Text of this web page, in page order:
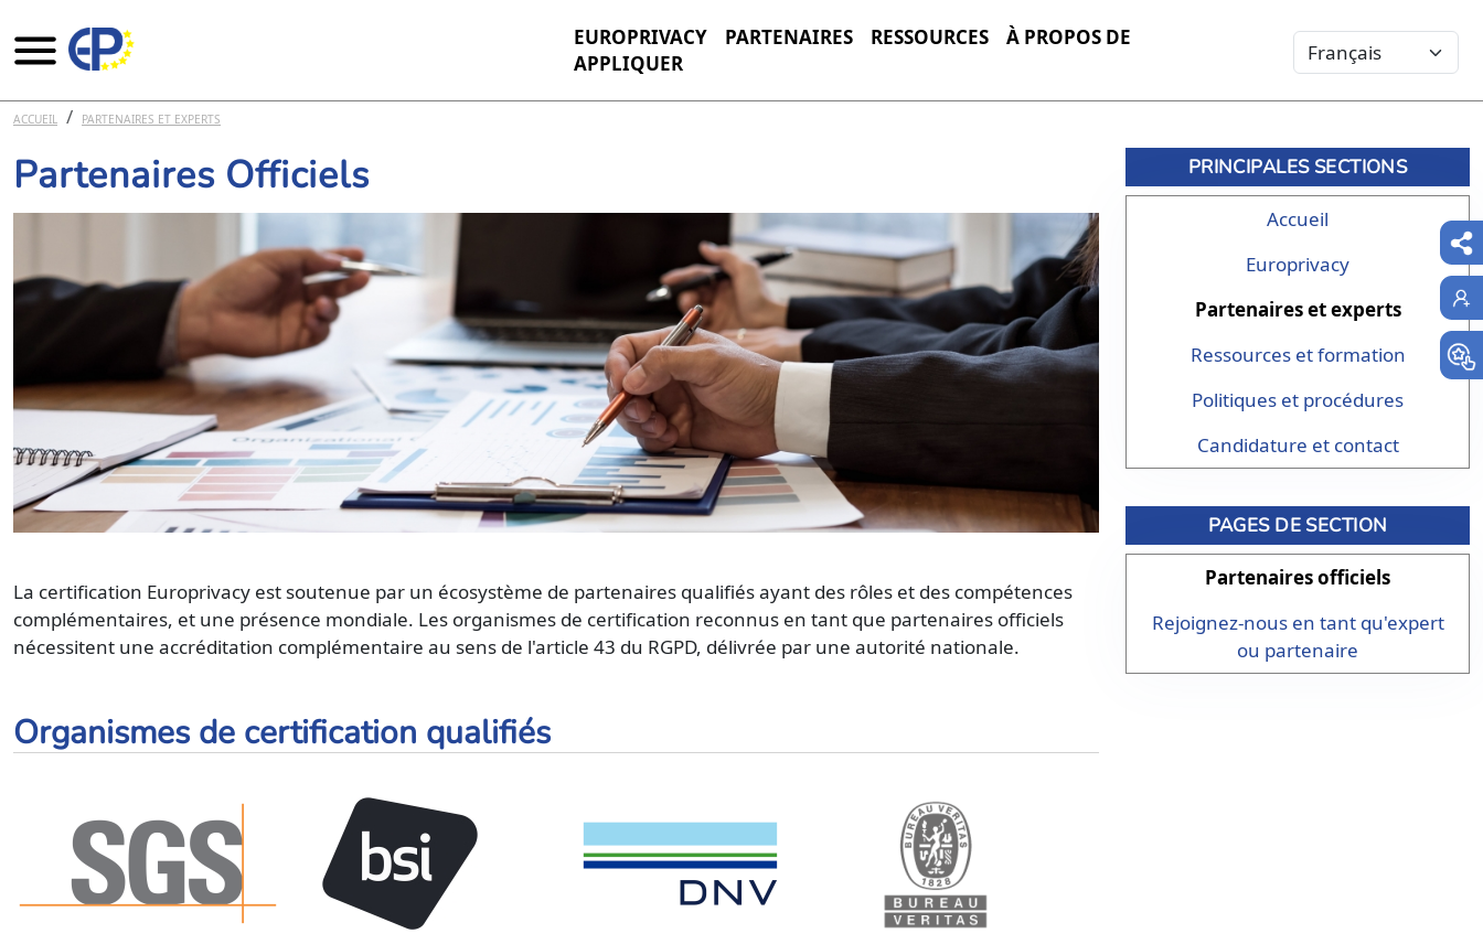
Aller au contenu principal
EUROPRIVACY PARTENAIRES RESSOURCES
À PROPOS DE
APPLIQUER
Select your language
ACCUEIL PARTENAIRES ET EXPERTS
Partenaires Officiels
La certification Europrivacy est soutenue par un écosystème de partenaires qualifiés ayant des rôles et des compétences
complémentaires, et une présence mondiale. Les organismes de certification reconnus en tant que partenaires officiels
nécessitent une accréditation complémentaire au sens de l'article 43 du RGPD, délivrée par une autorité nationale.
Organismes de certification qualifiés
PRINCIPALES SECTIONS
Accueil
Europrivacy
Partenaires et experts
Ressources et formation
Politiques et procédures
Candidature et contact
PAGES DE SECTION
Partenaires officiels
Rejoignez-nous en tant qu'expert
ou partenaire